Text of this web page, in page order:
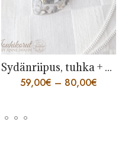
Sydänriipus, tuhka + kultahiput
59,00€ – 80,00€